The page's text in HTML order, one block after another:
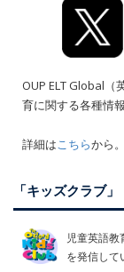
OUP ELT Global（
育に関する各種情
詳細はこちらから。
「キッズクラブ
児童英語
を発信して